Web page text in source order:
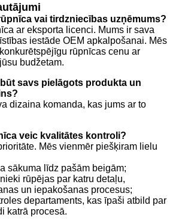
vai tirdzniecības uzņēmums?
ar eksporta licenci. Mums ir sava
iestāde OEM apkalpošanai. Mēs
rūpnīcas cenu ar
budžetam.
savs pielāgots produkta un
dizaina komanda, kas jums ar to
veic kvalitātes kontroli?
Mēs vienmēr piešķiram lielu
sākuma līdz pašām beigām;
rūpējas par katru detaļu,
un iepakošanas procesus;
departaments, kas īpaši atbild par
katrā procesā.